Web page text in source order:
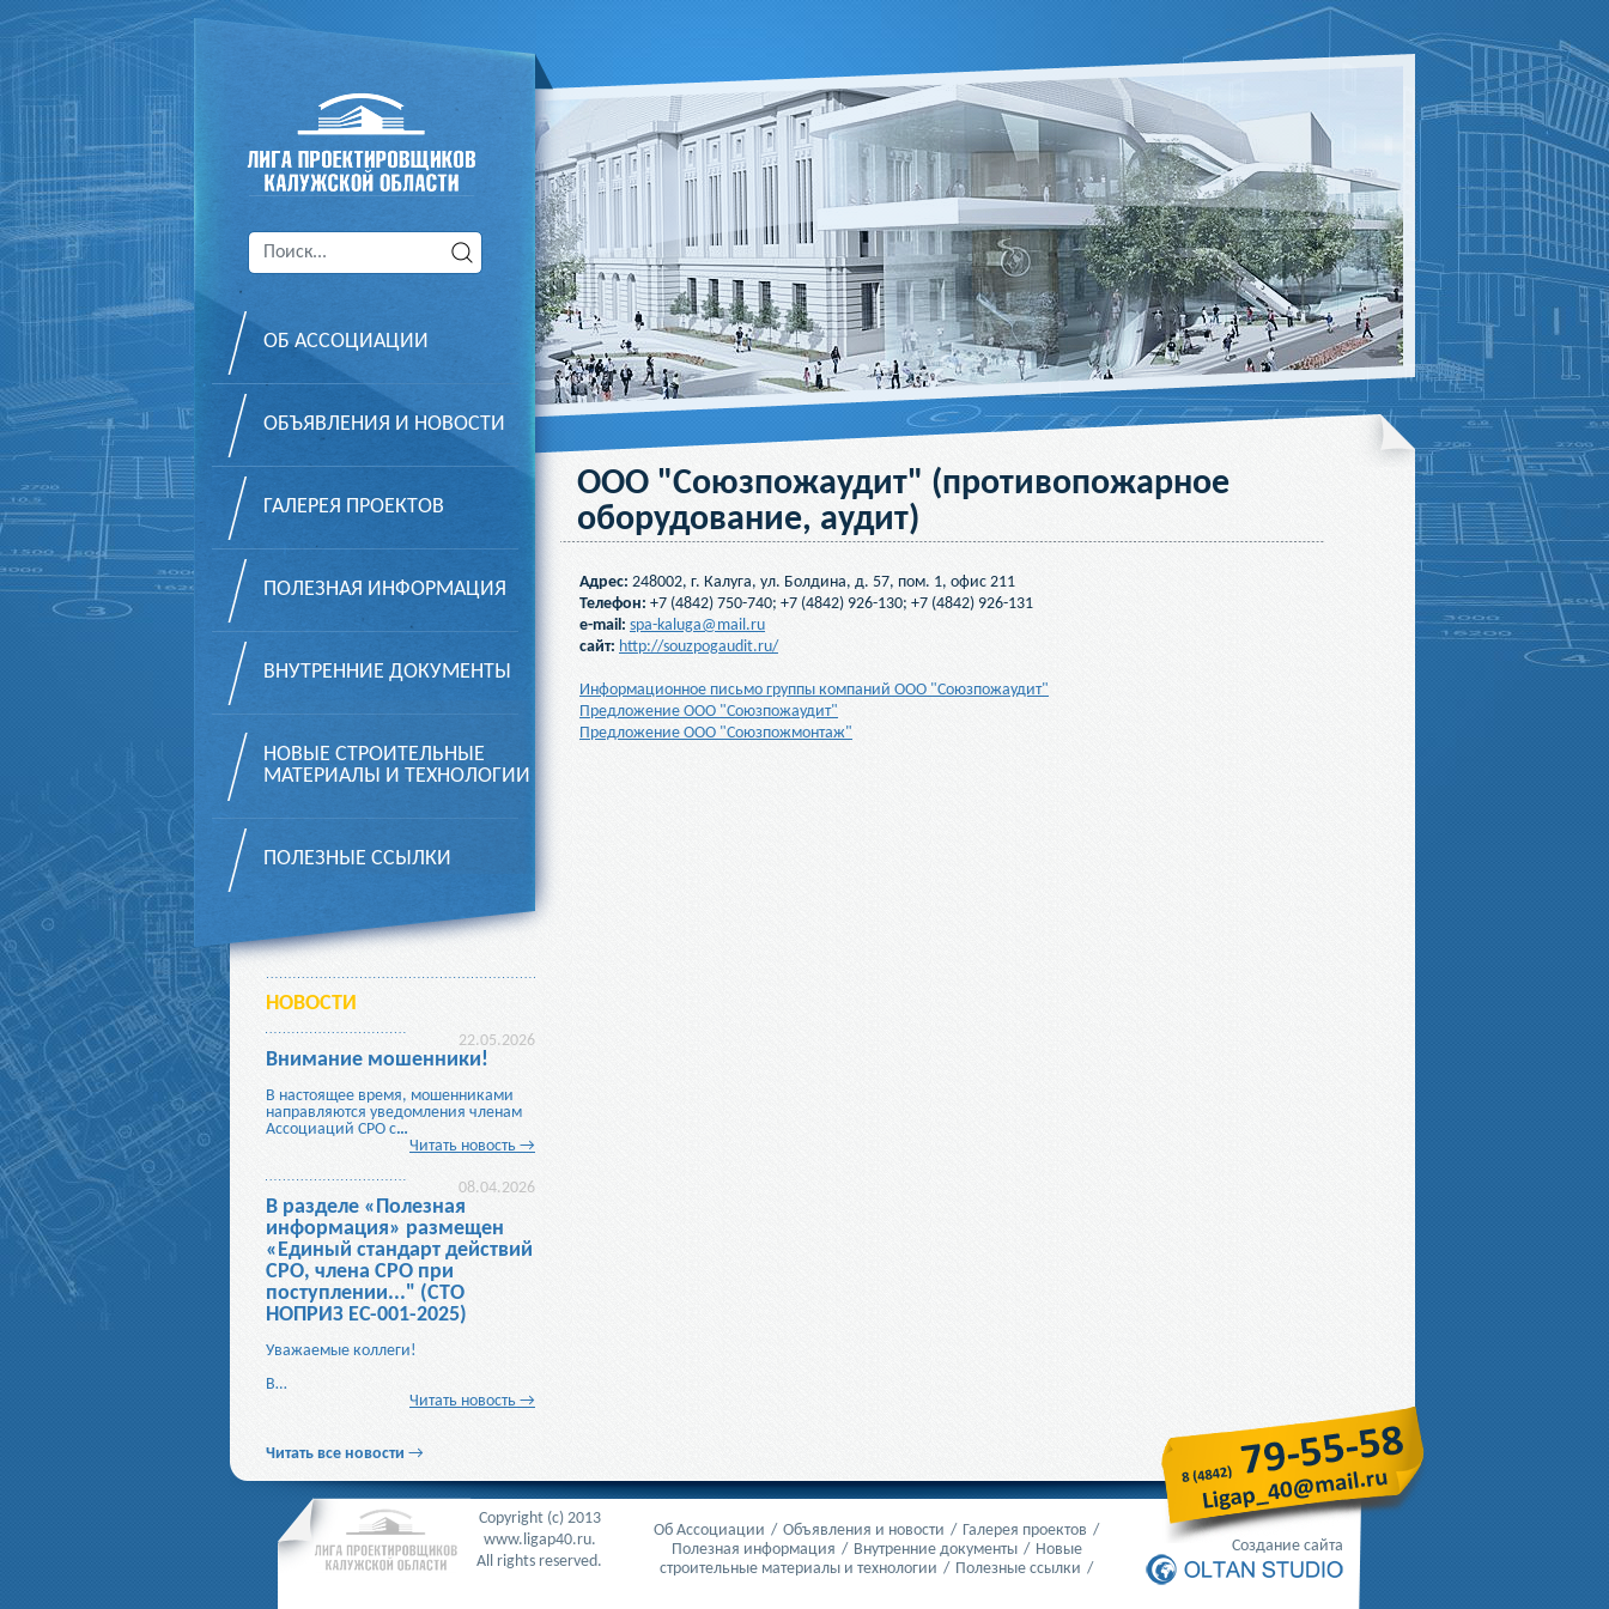
ОБ АССОЦИАЦИИ
ОБЪЯВЛЕНИЯ И НОВОСТИ
ГАЛЕРЕЯ ПРОЕКТОВ
ПОЛЕЗНАЯ ИНФОРМАЦИЯ
ВНУТРЕННИЕ ДОКУМЕНТЫ
НОВЫЕ СТРОИТЕЛЬНЫЕ
МАТЕРИАЛЫ И ТЕХНОЛОГИИ
ПОЛЕЗНЫЕ ССЫЛКИ
НОВОСТИ
22.05.2026
Внимание мошенники!
В настоящее время, мошенниками
направляются уведомления членам
Ассоциаций СРО с…
Читать новость →
08.04.2026
В разделе «Полезная
информация» размещен
«Единый стандарт действий
СРО, члена СРО при
поступлении..." (СТО
НОПРИЗ ЕС-001-2025)
Уважаемые коллеги!
В…
Читать новость →
Читать все новости →
ООО "Союзпожаудит" (противопожарное
оборудование, аудит)
Адрес: 248002, г. Калуга, ул. Болдина, д. 57, пом. 1, офис 211
Телефон: +7 (4842) 750-740; +7 (4842) 926-130; +7 (4842) 926-131
e-mail: spa-kaluga@mail.ru
сайт: http://souzpogaudit.ru/
Информационное письмо группы компаний ООО "Союзпожаудит"
Предложение ООО "Союзпожаудит"
Предложение ООО "Союзпожмонтаж"
Copyright (c) 2013
www.ligap40.ru.
All rights reserved.
Об Ассоциации / Объявления и новости / Галерея проектов /
Полезная информация / Внутренние документы / Новые
строительные материалы и технологии / Полезные ссылки /
Создание сайта